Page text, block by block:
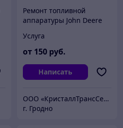
Ремонт топливной
аппаратуры John Deere
Услуга
от 150 руб.
Написать
ООО «КристаллТрансСервис»
г. Гродно